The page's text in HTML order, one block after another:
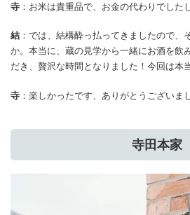
寺 ：お米は貴重品で、お金の代わりでした
結 ：では、結構酔っ払ってきましたので、
か。本当に、蔵の見学から一緒にお酒を飲
だき、贅沢な時間となりました！今回は本
寺 ：楽しかったです、ありがとうございま
寺田本家